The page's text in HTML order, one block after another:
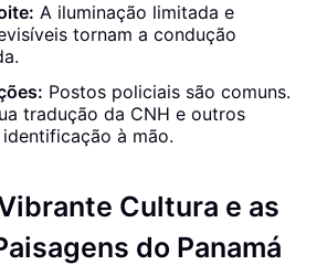
A iluminação limitada e
tornam a condução
Postos policiais são comuns.
tradução da CNH e outros
à mão.
Cultura e as
do Panamá